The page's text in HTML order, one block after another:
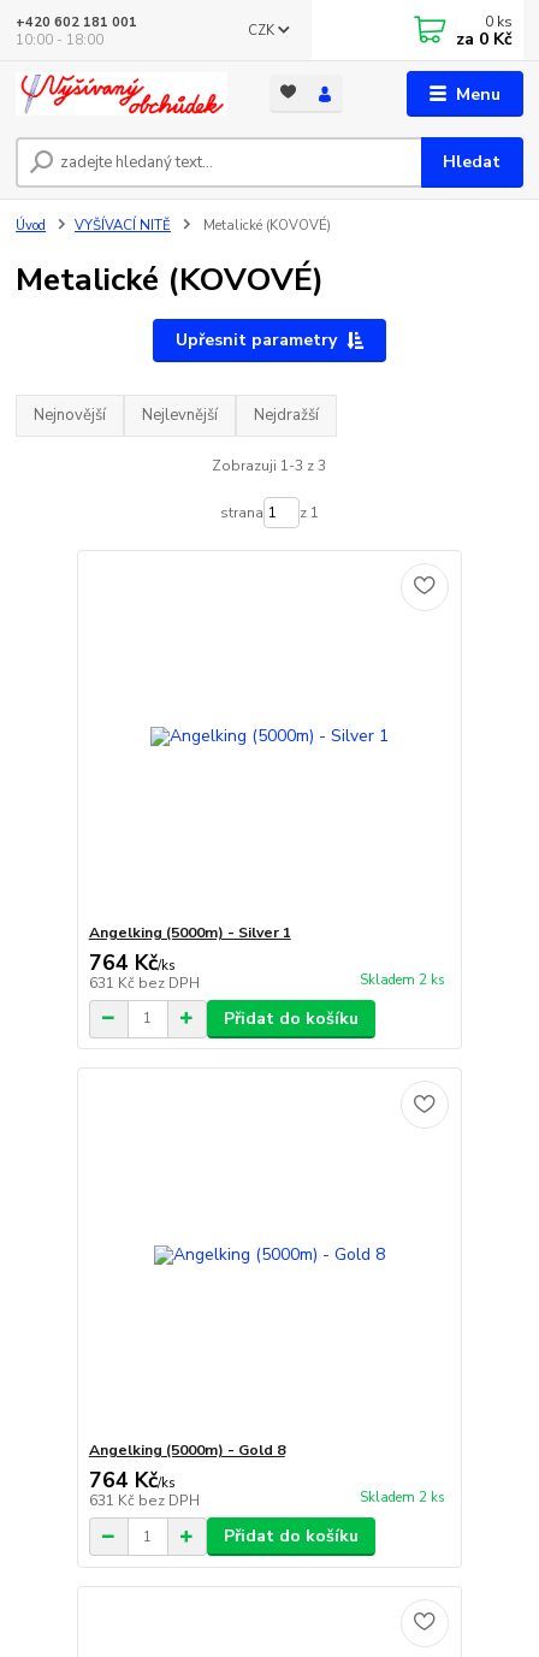
Menu
CZK
Hledat
+420 602 181 001
10:00 - 18:00
0 ks
za 0 Kč
Úvod VYŠÍVACÍ NITĚ Metalické (KOVOVÉ)
Metalické (KOVOVÉ)
Upřesnit parametry
Nejnovější Nejlevnější Nejdražší
Zobrazuji 1-3 z 3
strana z 1
Angelking (5000m) - Silver 1
764 Kč/ks
631 Kč bez DPH Skladem 2 ks
Přidat do košíku
Angelking (5000m) - Gold 8
764 Kč/ks
631 Kč bez DPH Skladem 2 ks
Přidat do košíku